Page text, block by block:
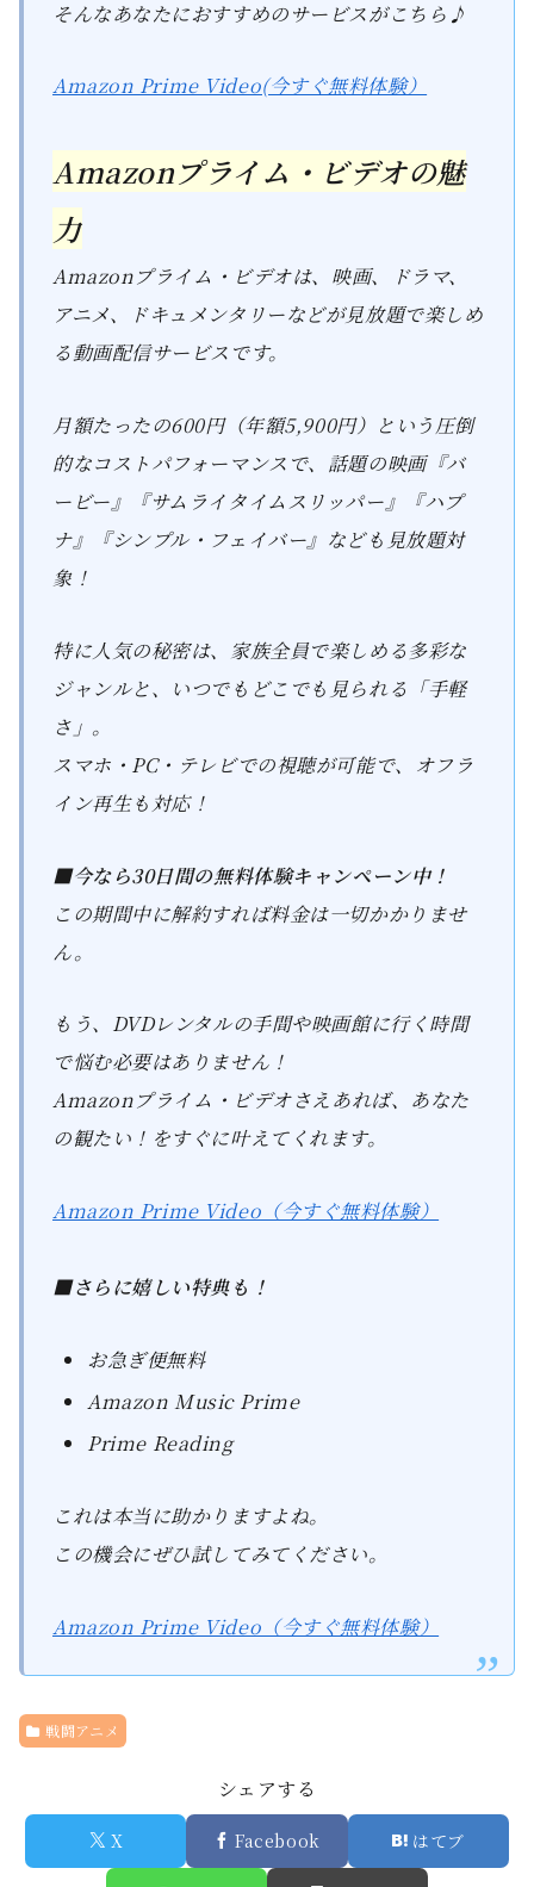
そんなあなたにおすすめのサービスがこちら♪
Amazon Prime Video(今すぐ無料体験）
Amazonプライム・ビデオの魅
力
Amazonプライム・ビデオは、映画、ドラマ、
アニメ、ドキュメンタリーなどが見放題で楽しめ
る動画配信サービスです。
月額たったの600円（年額5,900円）という圧倒
的なコストパフォーマンスで、話題の映画『バ
ービー』『サムライタイムスリッパー』『ハプ
ナ』『シンプル・フェイバー』なども見放題対
象！
特に人気の秘密は、家族全員で楽しめる多彩な
ジャンルと、いつでもどこでも見られる「手軽
さ」。
スマホ・PC・テレビでの視聴が可能で、オフラ
イン再生も対応！
■今なら30日間の無料体験キャンペーン中！
この期間中に解約すれば料金は一切かかりませ
ん。
もう、DVDレンタルの手間や映画館に行く時間
で悩む必要はありません！
Amazonプライム・ビデオさえあれば、あなた
の観たい！をすぐに叶えてくれます。
Amazon Prime Video（今すぐ無料体験）
■さらに嬉しい特典も！
お急ぎ便無料
Amazon Music Prime
Prime Reading
これは本当に助かりますよね。
この機会にぜひ試してみてください。
Amazon Prime Video（今すぐ無料体験）
戦闘アニメ
シェアする
X Facebook はてブ